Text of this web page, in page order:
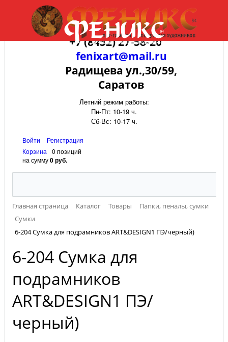
+7 (8452) 27-58-20
fenixart@mail.ru
Радищева ул.,30/59,
Саратов
Летний режим работы:
Пн-Пт: 10-19 ч.
Сб-Вс: 10-17 ч.
Войти
Регистрация
Корзина
0 позиций
на сумму0 руб.
Главная страница Каталог Товары
Папки, пеналы, сумки
Сумки
6-204 Сумка для подрамников ART&DESIGN1 ПЭ/черный)
6-204 Сумка для
подрамников
ART&DESIGN1 ПЭ/
черный)